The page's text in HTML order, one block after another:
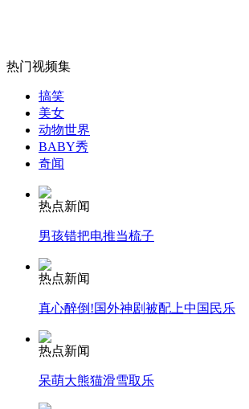
无痛分娩是否安全 医生回应
外交部：反对强权政治霸凌主义
外交部：有关国家言论片面不公正
安徽一实载49人客车翻车
热门视频集
搞笑
美女
动物世界
BABY秀
奇闻
热点新闻
男孩错把电推当梳子
热点新闻
真心醉倒!国外神剧被配上中国民乐
热点新闻
呆萌大熊猫滑雪取乐